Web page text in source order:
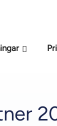
Files